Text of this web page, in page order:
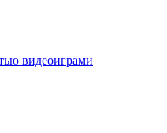
видеоиграми